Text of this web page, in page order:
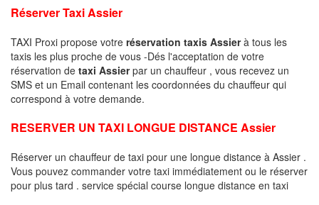
Réserver Taxi Assier
TAXI Proxi propose votre réservation taxis Assierà tous les
taxis les plus proche de vous -Dés l'acceptation de votre
réservation de taxi Assierpar un chauffeur , vous recevez un
SMS et un Email contenant les coordonnées du chauffeur qui
correspond à votre demande.
RESERVER UN TAXI LONGUE DISTANCE Assier
Réserver un chauffeur de taxi pour une longue distance à Assier .
Vous pouvez commander votre taxi immédiatement ou le réserver
pour plus tard . service spécial course longue distance en taxi